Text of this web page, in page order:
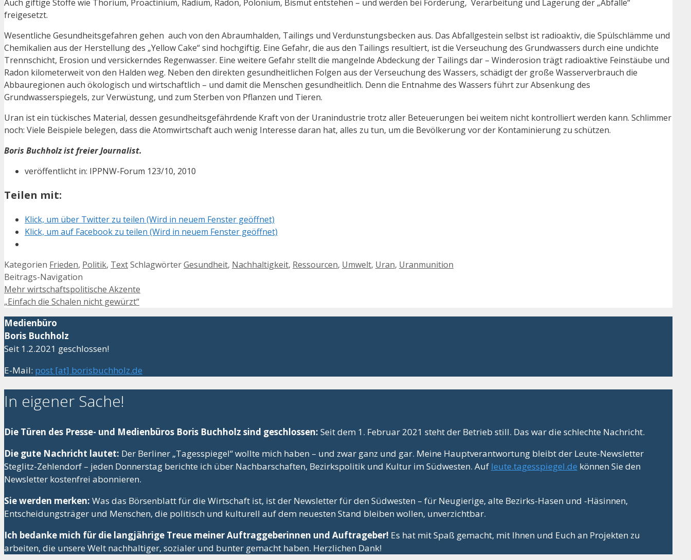
Auch giftige Stoffe wie Thorium, Proactinium, Radium, Radon, Polonium, Bismut entstehen – und werden bei Förderung, Verarbeitung und Lagerung der „Abfälle“
freigesetzt.
Wesentliche Gesundheitsgefahren gehen auch von den Abraumhalden, Tailings und Verdunstungsbecken aus. Das Abfallgestein selbst ist radioaktiv, die Spülschlämme und
Chemikalien aus der Herstellung des „Yellow Cake“ sind hochgiftig. Eine Gefahr, die aus den Tailings resultiert, ist die Verseuchung des Grundwassers durch eine undichte
Trennschicht, Erosion und versickerndes Regenwasser. Eine weitere Gefahr stellt die mangelnde Abdeckung der Tailings dar – Winderosion trägt radioaktive Feinstäube und
Radon kilometerweit von den Halden weg. Neben den direkten gesundheitlichen Folgen aus der Verseuchung des Wassers, schädigt der große Wasserverbrauch die
Abbauregionen auch ökologisch und wirtschaftlich – und damit die Menschen gesundheitlich. Denn die Entnahme des Wassers führt zur Absenkung des
Grundwasserspiegels, zur Verwüstung, und zum Sterben von Pflanzen und Tieren.
Uran ist ein tückisches Material, dessen gesundheitsgefährdende Kraft von der Uranindustrie trotz aller Beteuerungen bei weitem nicht kontrolliert werden kann. Schlimmer
noch: Viele Beispiele belegen, dass die Atomwirtschaft auch wenig Interesse daran hat, alles zu tun, um die Bevölkerung vor der Kontaminierung zu schützen.
Boris Buchholz ist freier Journalist.
veröffentlicht in: IPPNW-Forum 123/10, 2010
Teilen mit:
Klick, um über Twitter zu teilen (Wird in neuem Fenster geöffnet)
Klick, um auf Facebook zu teilen (Wird in neuem Fenster geöffnet)
Kategorien Frieden, Politik, TextSchlagwörterGesundheit, Nachhaltigkeit, Ressourcen, Umwelt, Uran, Uranmunition
Beitrags-Navigation
Mehr wirtschaftspolitische Akzente
„Einfach die Schalen nicht gewürzt“
Medienbüro
Boris Buchholz
Seit 1.2.2021 geschlossen!
E-Mail: post [at] borisbuchholz.de
In eigener Sache!
Die Türen des Presse- und Medienbüros Boris Buchholz sind geschlossen: Seit dem 1. Februar 2021 steht der Betrieb still. Das war die schlechte Nachricht.
Die gute Nachricht lautet: Der Berliner „Tagesspiegel“ wollte mich haben – und zwar ganz und gar. Meine Hauptverantwortung bleibt der Leute-Newsletter
Steglitz-Zehlendorf – jeden Donnerstag berichte ich über Nachbarschaften, Bezirkspolitik und Kultur im Südwesten. Auf leute.tagesspiegel.de können Sie den
Newsletter kostenfrei abonnieren.
Sie werden merken: Was das Börsenblatt für die Wirtschaft ist, ist der Newsletter für den Südwesten – für Neugierige, alte Bezirks-Hasen und -Häsinnen,
Entscheidungsträger und Menschen, die politisch und kulturell auf dem neuesten Stand bleiben wollen, unverzichtbar.
Ich bedanke mich für die langjährige Treue meiner Auftraggeberinnen und Auftrageber! Es hat mit Spaß gemacht, mit Ihnen und Euch an Projekten zu
arbeiten, die unsere Welt nachhaltiger, sozialer und bunter gemacht haben. Herzlichen Dank!